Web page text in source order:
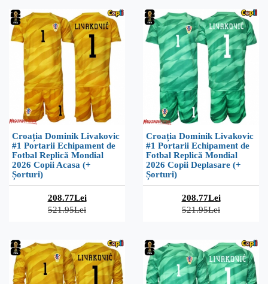
Croația Dominik Livakovic
#1 Portarii Echipament de
Fotbal Replică Mondial
2026 Copii Acasa (+
Șorturi)
208.77Lei
521.95Lei
Croația Dominik Livakovic
#1 Portarii Echipament de
Fotbal Replică Mondial
2026 Copii Deplasare (+
Șorturi)
208.77Lei
521.95Lei